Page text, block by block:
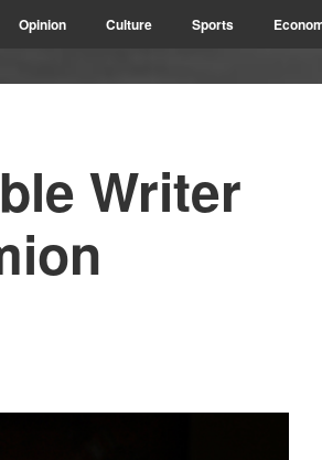
Opinion Culture Sports
Writer